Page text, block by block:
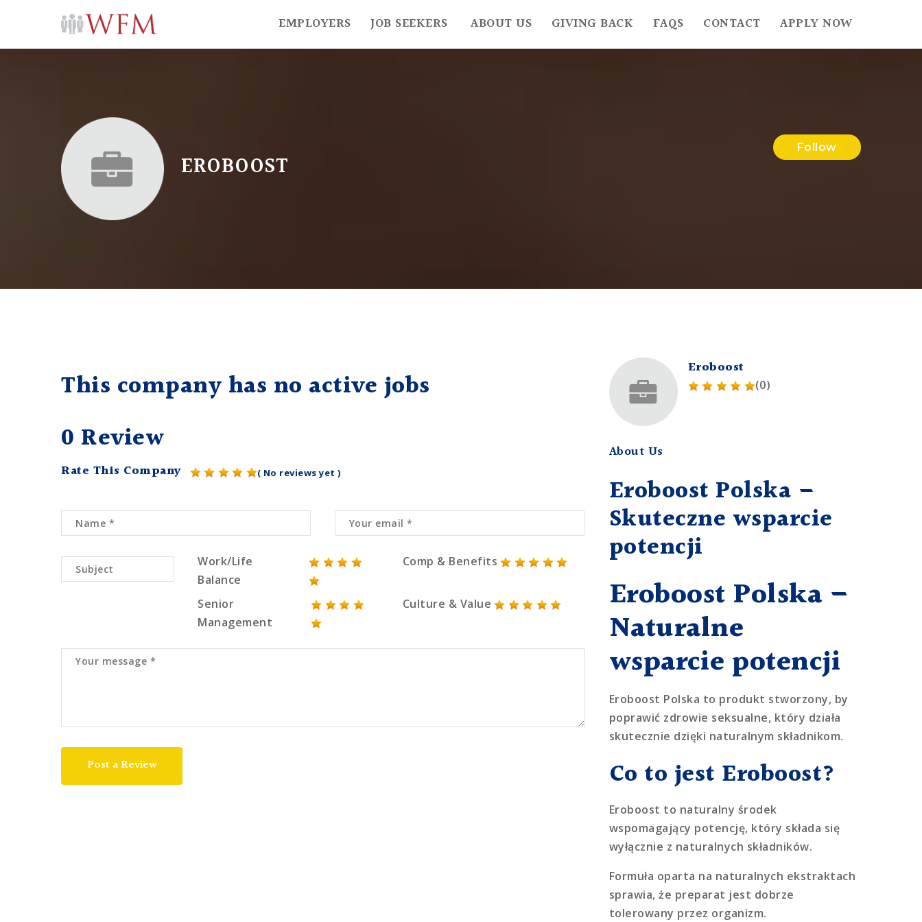
EMPLOYERS JOB SEEKERS ABOUT US GIVING BACK FAQS CONTACT APPLY NOW
EROBOOST
Follow
This company has no active jobs
0 Review
Rate This Company ( No reviews yet )
Work/Life
Balance
Comp & Benefits
Senior
Management
Culture & Value
Post a Review
Eroboost
(0)
About Us
Eroboost Polska –
Skuteczne wsparcie
potencji
Eroboost Polska –
Naturalne
wsparcie potencji
Eroboost Polska to produkt stworzony, by
poprawić zdrowie seksualne, który działa
skutecznie dzięki naturalnym składnikom.
Co to jest Eroboost?
Eroboost to naturalny środek
wspomagający potencję, który składa się
wyłącznie z naturalnych składników.
Formuła oparta na naturalnych ekstraktach
sprawia, że preparat jest dobrze
tolerowany przez organizm.